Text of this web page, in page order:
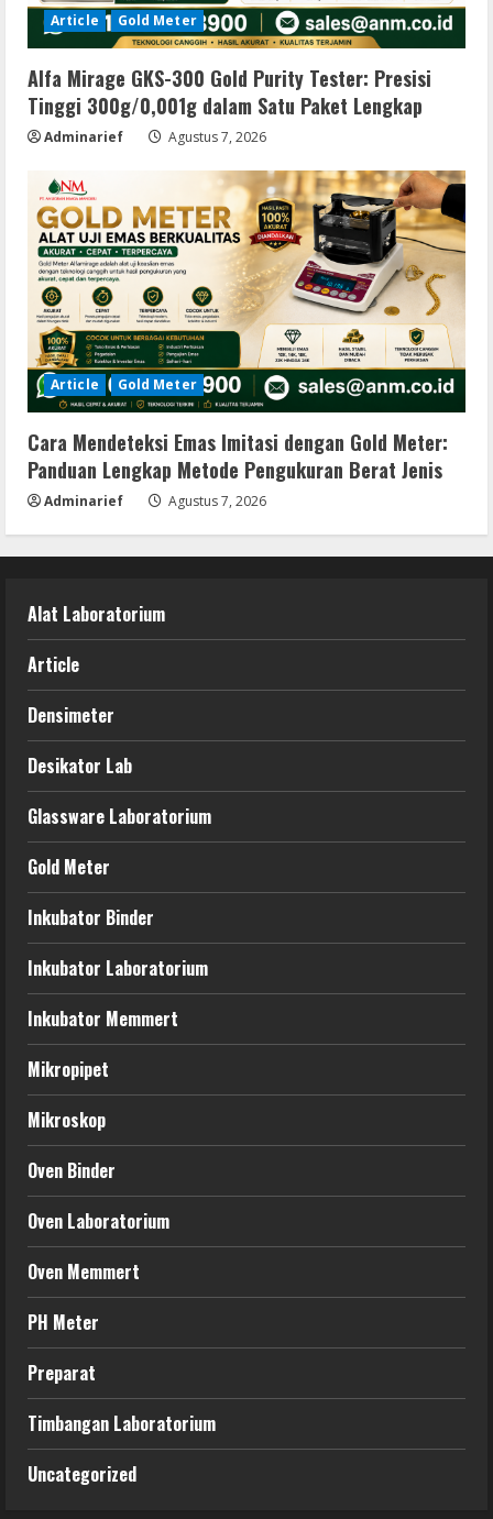
Article Gold Meter
Alfa Mirage GKS-300 Gold Purity Tester: Presisi
Tinggi 300g/0,001g dalam Satu Paket Lengkap
Adminarief Agustus 7, 2026
Article Gold Meter
Cara Mendeteksi Emas Imitasi dengan Gold Meter:
Panduan Lengkap Metode Pengukuran Berat Jenis
Adminarief Agustus 7, 2026
Alat Laboratorium
Article
Densimeter
Desikator Lab
Glassware Laboratorium
Gold Meter
Inkubator Binder
Inkubator Laboratorium
Inkubator Memmert
Mikropipet
Mikroskop
Oven Binder
Oven Laboratorium
Oven Memmert
PH Meter
Preparat
Timbangan Laboratorium
Uncategorized